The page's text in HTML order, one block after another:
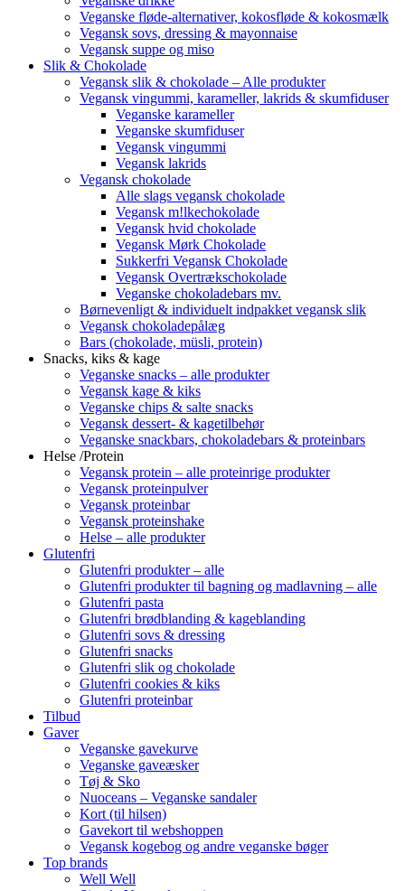
Veganske fløde-alternativer, kokosfløde & kokosmælk
Vegansk sovs, dressing & mayonnaise
Vegansk suppe og miso
Slik & Chokolade
Vegansk slik & chokolade – Alle produkter
Vegansk vingummi, karameller, lakrids & skumfiduser
Veganske karameller
Veganske skumfiduser
Vegansk vingummi
Vegansk lakrids
Vegansk chokolade
Alle slags vegansk chokolade
Vegansk m!lkechokolade
Vegansk hvid chokolade
Vegansk Mørk Chokolade
Sukkerfri Vegansk Chokolade
Vegansk Overtrækschokolade
Veganske chokoladebars mv.
Børnevenligt & individuelt indpakket vegansk slik
Vegansk chokoladepålæg
Bars (chokolade, müsli, protein)
Snacks, kiks & kage
Veganske snacks – alle produkter
Vegansk kage & kiks
Veganske chips & salte snacks
Vegansk dessert- & kagetilbehør
Veganske snackbars, chokoladebars & proteinbars
Helse /Protein
Vegansk protein – alle proteinrige produkter
Vegansk proteinpulver
Vegansk proteinbar
Vegansk proteinshake
Helse – alle produkter
Glutenfri
Glutenfri produkter – alle
Glutenfri produkter til bagning og madlavning – alle
Glutenfri pasta
Glutenfri brødblanding & kageblanding
Glutenfri sovs & dressing
Glutenfri snacks
Glutenfri slik og chokolade
Glutenfri cookies & kiks
Glutenfri proteinbar
Tilbud
Gaver
Veganske gavekurve
Veganske gaveæsker
Tøj & Sko
Nuoceans – Veganske sandaler
Kort (til hilsen)
Gavekort til webshoppen
Vegansk kogebog og andre veganske bøger
Top brands
Well Well